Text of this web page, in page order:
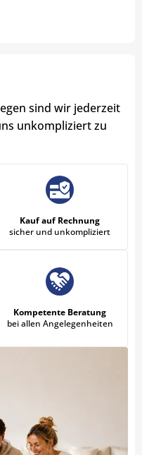
sind wir jederzeit
unkompliziert zu
Kauf auf Rechnung
sicher und unkompliziert
Kompetente Beratung
bei allen Angelegenheiten